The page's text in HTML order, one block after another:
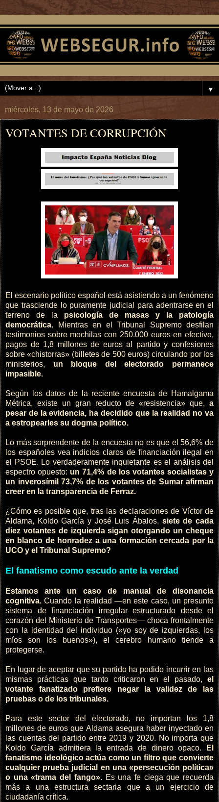
▼
miércoles, 13 de mayo de 2026
VOTANTES DE CORRUPCIÓN
El escenario político español está asistiendo a un fenómeno
que trasciende lo puramente judicial para adentrarse en el
terreno de la psicología de masas y la patología
democrática. Mientras en el Tribunal Supremo desfilan
testimonios sobre mochilas con 250.000 euros en efectivo,
pagos de 1,8 millones de euros al partido y confesiones
sobre «chistorras» (billetes de 500 euros) circulando por los
ministerios, un bloque del electorado permanece
impasible.
Según los datos de la reciente encuesta de Hamalgama
Métrica, existe un gran reducto de «resistencia» que, a
pesar de la evidencia, ha decidido que la realidad no va
a estropearles su dogma político.
Lo más sorprendente de la encuesta no es que el 56,6% de
los españoles vea indicios claros de financiación ilegal en
el PSOE. Lo verdaderamente inquietante es el análisis del
espectro opuesto: un 71,4% de los votantes socialistas y
un inverosímil 73,7% de los votantes de Sumar afirman
creer en la transparencia de Ferraz.
¿Cómo es posible que, tras las declaraciones de Víctor de
Aldama, Koldo García y José Luis Ábalos, siete de cada
diez votantes de izquierda sigan otorgando un cheque
en blanco de honradez a una formación cercada por la
UCO y el Tribunal Supremo?
El fanatismo como escudo ante la verdad
Estamos ante un caso de manual de disonancia
cognitiva. Cuando la realidad —en este caso, un presunto
sistema de financiación irregular estructurado desde el
corazón del Ministerio de Transportes— choca frontalmente
con la identidad del individuo («yo soy de izquierdas, los
míos son los buenos»), el cerebro humano tiende a
protegerse.
En lugar de aceptar que su partido ha podido incurrir en las
mismas prácticas que tanto criticaron en el pasado, el
votante fanatizado prefiere negar la validez de las
pruebas o de los tribunales.
Para este sector del electorado, no importan los 1,8
millones de euros que Aldama asegura haber inyectado en
las cuentas del partido entre 2019 y 2020. No importa que
Koldo García admitiera la entrada de dinero opaco.
El
fanatismo ideológico actúa como un filtro que convierte
cualquier prueba judicial en una «persecución política»
o una «trama del fango». Es una fe ciega que recuerda
más a una estructura sectaria que a un ejercicio de
ciudadanía crítica.